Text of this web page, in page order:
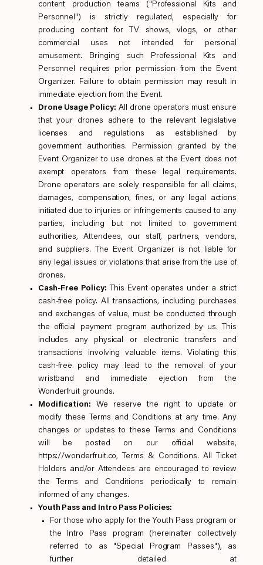
content production teams ("Professional Kits and
Personnel") is strictly regulated, especially for
producing content for TV shows, vlogs, or other
commercial uses not intended for personal
amusement. Bringing such Professional Kits and
Personnel requires prior permission from the Event
Organizer. Failure to obtain permission may result in
immediate ejection from the Event.
Drone Usage Policy: All drone operators must ensure
that your drones adhere to the relevant legislative
licenses and regulations as established by
government authorities. Permission granted by the
Event Organizer to use drones at the Event does not
exempt operators from these legal requirements.
Drone operators are solely responsible for all claims,
damages, compensation, fines, or any legal actions
initiated due to injuries or infringements caused to any
parties, including but not limited to government
authorities, Attendees, our staff, partners, vendors,
and suppliers. The Event Organizer is not liable for
any legal issues or violations that arise from the use of
drones.
Cash-Free Policy: This Event operates under a strict
cash-free policy. All transactions, including purchases
and exchanges of value, must be conducted through
the official payment program authorized by us. This
includes any physical or electronic transfers and
transactions involving valuable items. Violating this
cash-free policy may lead to the removal of your
wristband and immediate ejection from the
Wonderfruit grounds.
Modification: We reserve the right to update or
modify these Terms and Conditions at any time. Any
changes or updates to these Terms and Conditions
will be posted on our official website,
https://wonderfruit.co, Terms & Conditions. All Ticket
Holders and/or Attendees are encouraged to review
the Terms and Conditions periodically to remain
informed of any changes.
Youth Pass and Intro Pass Policies:
For those who apply for the Youth Pass program or
the Intro Pass program (hereinafter collectively
referred to as "Special Program Passes"), as
further detailed at